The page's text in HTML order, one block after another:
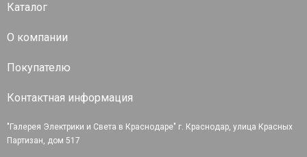
Каталог
О компании
Покупателю
Контактная информация
"Галерея Электрики и Света в Краснодаре" г. Краснодар, улица Красных
Партизан, дом 517